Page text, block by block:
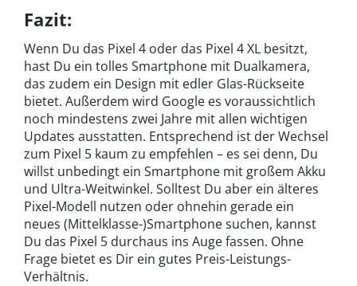
Fazit:
Wenn Du das Pixel 4 oder das Pixel 4 XL besitzt,
hast Du ein tolles Smartphone mit Dualkamera,
das zudem ein Design mit edler Glas-Rückseite
bietet. Außerdem wird Google es voraussichtlich
noch mindestens zwei Jahre mit allen wichtigen
Updates ausstatten. Entsprechend ist der Wechsel
zum Pixel 5 kaum zu empfehlen – es sei denn, Du
willst unbedingt ein Smartphone mit großem Akku
und Ultra-Weitwinkel. Solltest Du aber ein älteres
Pixel-Modell nutzen oder ohnehin gerade ein
neues (Mittelklasse-)Smartphone suchen, kannst
Du das Pixel 5 durchaus ins Auge fassen. Ohne
Frage bietet es Dir ein gutes Preis-Leistungs-
Verhältnis.